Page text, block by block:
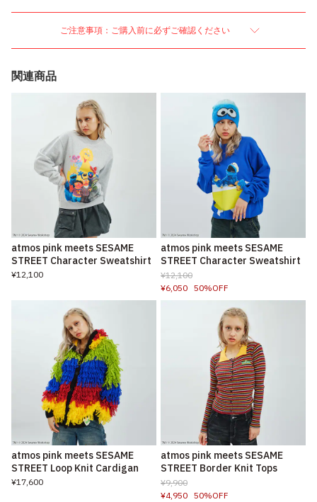
ご注意事項：ご購入前に必ずご確認ください
関連商品
atmos pink meets SESAME
STREET Character Sweatshirt
¥12,100
atmos pink meets SESAME
STREET Character Sweatshirt
¥12,100
¥6,050 50%OFF
atmos pink meets SESAME
STREET Loop Knit Cardigan
¥17,600
atmos pink meets SESAME
STREET Border Knit Tops
¥9,900
¥4,950 50%OFF